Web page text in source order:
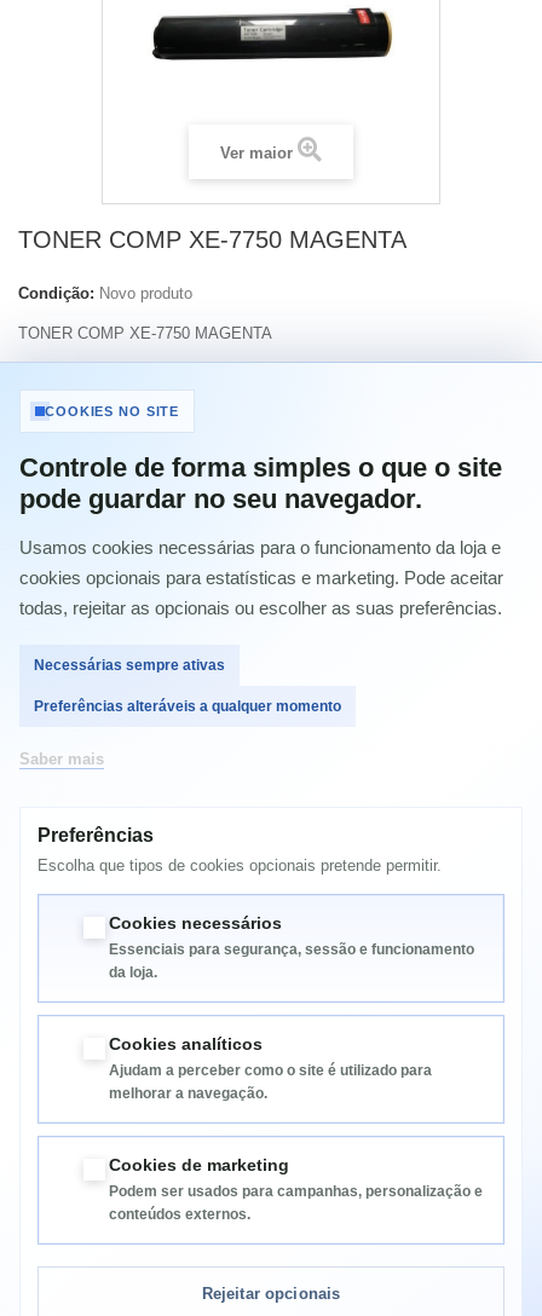
Ver maior
TONER COMP XE-7750 MAGENTA
Condição: Novo produto
TONER COMP XE-7750 MAGENTA
Imprimir
37,52 €com IVA
Quantidade
MAIS INFORMAÇÃO
Informação
Categorias
Informação da Loja
COOKIES NO SITE
Controle de forma simples o que o site
pode guardar no seu navegador.
Usamos cookies necessárias para o funcionamento da loja e
cookies opcionais para estatísticas e marketing. Pode aceitar
todas, rejeitar as opcionais ou escolher as suas preferências.
Necessárias sempre ativas
Preferências alteráveis a qualquer momento
Saber mais
Preferências
Escolha que tipos de cookies opcionais pretende permitir.
Cookies necessários
Essenciais para segurança, sessão e funcionamento
da loja.
Cookies analíticos
Ajudam a perceber como o site é utilizado para
melhorar a navegação.
Cookies de marketing
Podem ser usados para campanhas, personalização e
conteúdos externos.
Rejeitar opcionais